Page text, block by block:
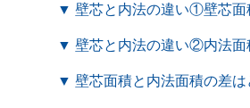
▼ 壁芯と内法の違い①壁芯面
▼ 壁芯と内法の違い②内法面
▼ 壁芯面積と内法面積の差は